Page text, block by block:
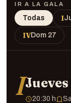
IR A LA GALA
Todas I
IVDom 27
I 20:30 h